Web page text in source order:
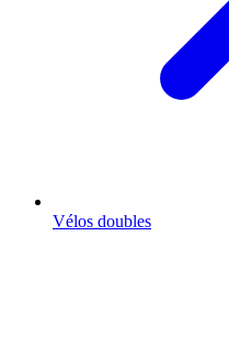
Vélos doubles